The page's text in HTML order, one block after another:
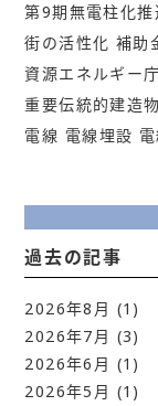
第9期無電柱化推
街の活性化 補助
資源エネルギー庁
重要伝統的建造
電線 電線埋設
過去の記事
2026年8月 (1)
2026年7月 (3)
2026年6月 (1)
2026年5月 (1)